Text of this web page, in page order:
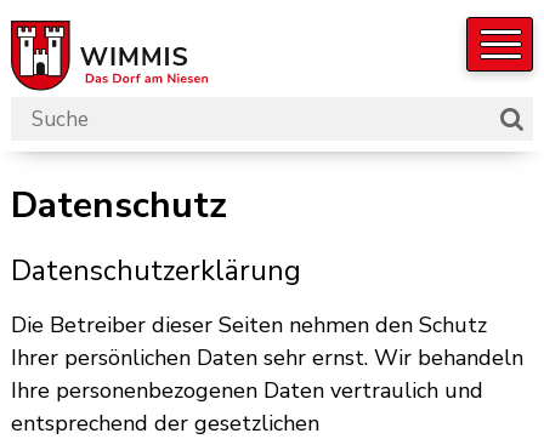
Navigieren in der Gemeinde
Schnellnavigation
Suchbegriff
Hauptnavigation
Datenschutz
Datenschutzerklärung
Die Betreiber dieser Seiten nehmen den Schutz
Ihrer persönlichen Daten sehr ernst. Wir behandeln
Ihre personenbezogenen Daten vertraulich und
entsprechend der gesetzlichen